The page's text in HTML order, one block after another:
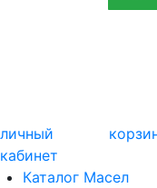
личный
кабинет
Каталог Масел